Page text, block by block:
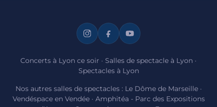
Concerts à Lyon ce soir · Salles de spectacle à Lyon ·
Spectacles à Lyon
Nos autres salles de spectacles : Le Dôme de Marseille·
Vendéspace en Vendée· Amphitéa - Parc des Expositions